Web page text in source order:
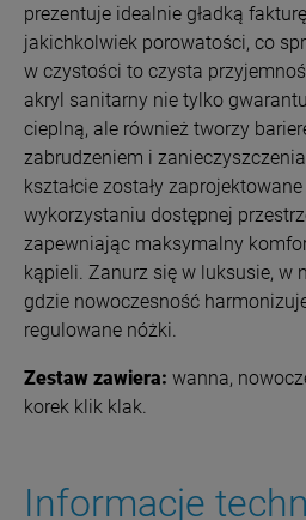
prezentuje idealnie gładką
jakichkolwiek porowatości, co
w czystości to czysta
akryl sanitarny nie tylko
cieplną, ale również tworzy
zabrudzeniem i
kształcie zostały
wykorzystaniu dostępnej
zapewniając maksymalny
kąpieli. Zanurz się w luksusie, w
gdzie nowoczesność
regulowane nóżki.
Zestaw zawiera: wanna,
korek klik klak.
Informacje